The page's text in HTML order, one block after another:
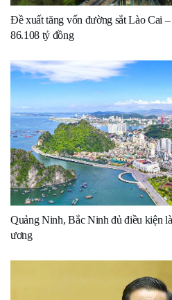
Đề xuất tăng vốn đường sắt Lào Cai
86.108 tỷ đồng
Quảng Ninh, Bắc Ninh đủ điều kiện
ương